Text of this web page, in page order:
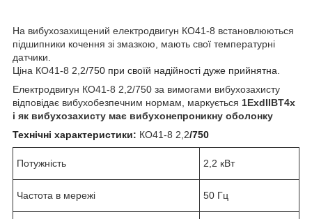
На вибухозахищений електродвигун КО41-8 встановлюються
підшипники кочення зі змазкою, мають свої температурні
датчики.
Ціна КО41-8 2,2/750 при своїй надійності дуже прийнятна.
Електродвигун КО41-8 2,2/750 за вимогами вибухозахисту
відповідає вибухобезпечним нормам, маркується 1ExdIIBT4х
і як вибухозахисту має вибухонепроникну оболонку
Технічні характеристики: КО41-8 2,2/750
Потужність 2,2 кВт
Частота в мережі 50 Гц